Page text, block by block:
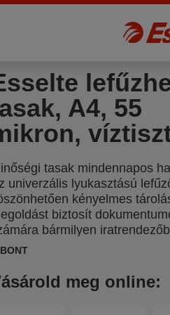
A4, 55
tasak mindennapos
univerzális lyukasztású
kényelmes
biztosít
bármilyen
meg online: